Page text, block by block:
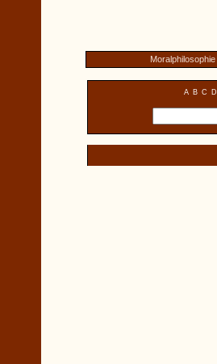
Moralphilosophie
A B C D